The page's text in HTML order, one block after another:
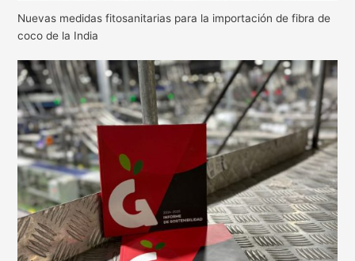
Nuevas medidas fitosanitarias para la importación de fibra de
coco de la India